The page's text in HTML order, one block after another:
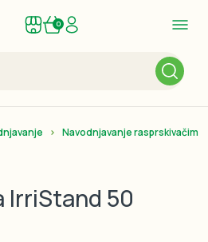
0
Navodnjavanje rasprskivačima
IrriStand 50